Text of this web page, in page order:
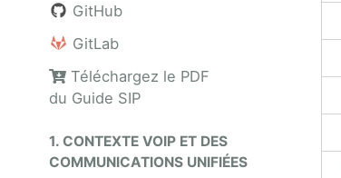
GitHub
GitLab
Téléchargez le PDF
du Guide SIP
1. CONTEXTE VOIP ET DES
COMMUNICATIONS UNIFIÉES